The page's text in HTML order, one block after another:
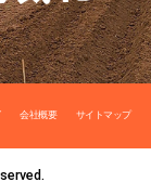
会社概要 サイトマップ